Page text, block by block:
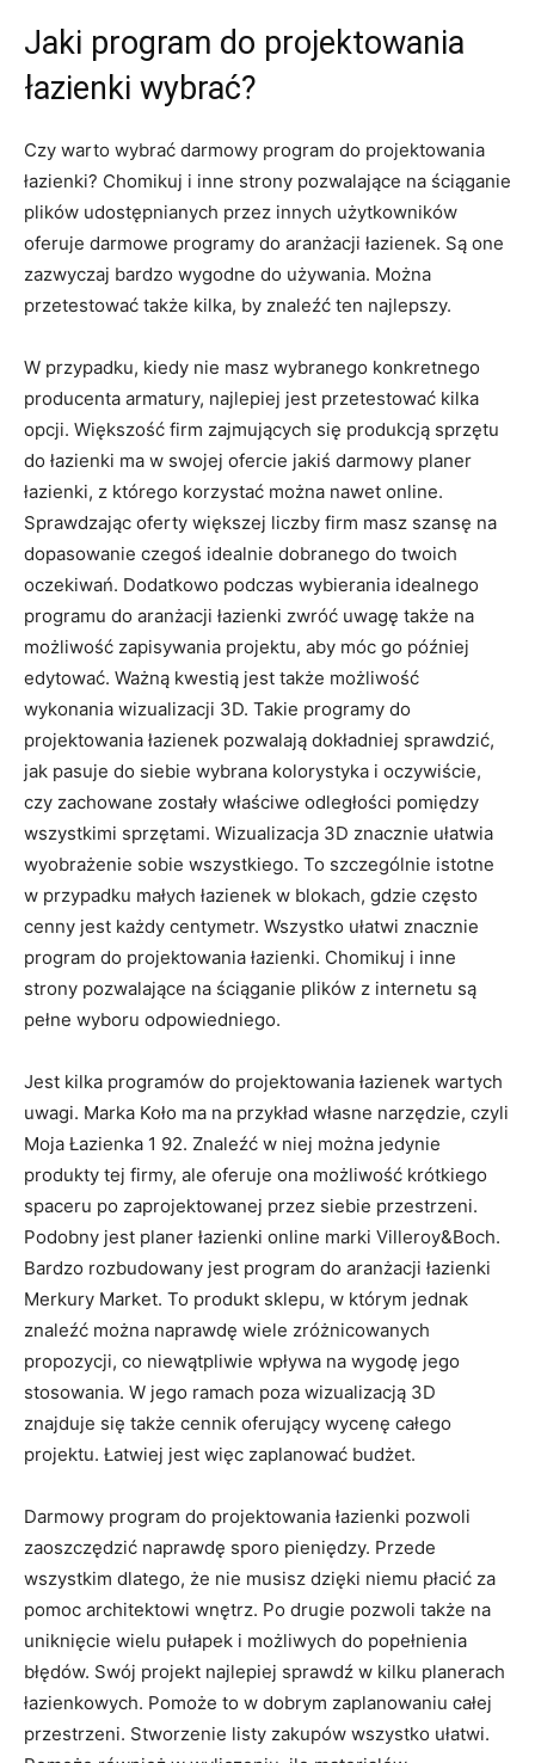
Jaki program do projektowania
łazienki wybrać?
Czy warto wybrać darmowy program do projektowania
łazienki? Chomikuj i inne strony pozwalające na ściąganie
plików udostępnianych przez innych użytkowników
oferuje darmowe programy do aranżacji łazienek. Są one
zazwyczaj bardzo wygodne do używania. Można
przetestować także kilka, by znaleźć ten najlepszy.
W przypadku, kiedy nie masz wybranego konkretnego
producenta armatury, najlepiej jest przetestować kilka
opcji. Większość firm zajmujących się produkcją sprzętu
do łazienki ma w swojej ofercie jakiś darmowy planer
łazienki, z którego korzystać można nawet online.
Sprawdzając oferty większej liczby firm masz szansę na
dopasowanie czegoś idealnie dobranego do twoich
oczekiwań. Dodatkowo podczas wybierania idealnego
programu do aranżacji łazienki zwróć uwagę także na
możliwość zapisywania projektu, aby móc go później
edytować. Ważną kwestią jest także możliwość
wykonania wizualizacji 3D. Takie programy do
projektowania łazienek pozwalają dokładniej sprawdzić,
jak pasuje do siebie wybrana kolorystyka i oczywiście,
czy zachowane zostały właściwe odległości pomiędzy
wszystkimi sprzętami. Wizualizacja 3D znacznie ułatwia
wyobrażenie sobie wszystkiego. To szczególnie istotne
w przypadku małych łazienek w blokach, gdzie często
cenny jest każdy centymetr. Wszystko ułatwi znacznie
program do projektowania łazienki. Chomikuj i inne
strony pozwalające na ściąganie plików z internetu są
pełne wyboru odpowiedniego.
Jest kilka programów do projektowania łazienek wartych
uwagi. Marka Koło ma na przykład własne narzędzie, czyli
Moja Łazienka 1 92. Znaleźć w niej można jedynie
produkty tej firmy, ale oferuje ona możliwość krótkiego
spaceru po zaprojektowanej przez siebie przestrzeni.
Podobny jest planer łazienki online marki Villeroy&Boch.
Bardzo rozbudowany jest program do aranżacji łazienki
Merkury Market. To produkt sklepu, w którym jednak
znaleźć można naprawdę wiele zróżnicowanych
propozycji, co niewątpliwie wpływa na wygodę jego
stosowania. W jego ramach poza wizualizacją 3D
znajduje się także cennik oferujący wycenę całego
projektu. Łatwiej jest więc zaplanować budżet.
Darmowy program do projektowania łazienki pozwoli
zaoszczędzić naprawdę sporo pieniędzy. Przede
wszystkim dlatego, że nie musisz dzięki niemu płacić za
pomoc architektowi wnętrz. Po drugie pozwoli także na
uniknięcie wielu pułapek i możliwych do popełnienia
błędów. Swój projekt najlepiej sprawdź w kilku planerach
łazienkowych. Pomoże to w dobrym zaplanowaniu całej
przestrzeni. Stworzenie listy zakupów wszystko ułatwi.